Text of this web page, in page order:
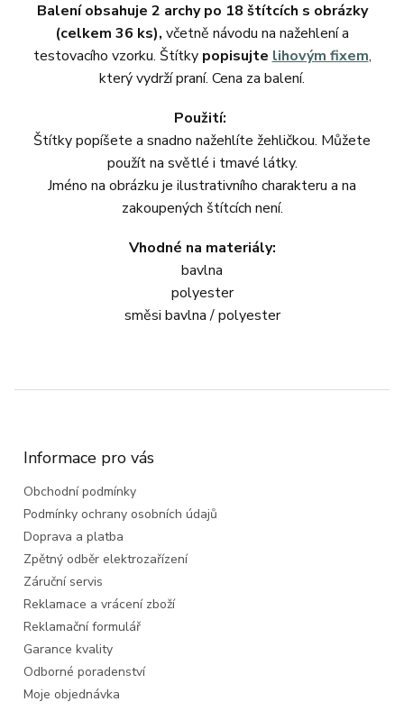
Balení obsahuje 2 archy po 18 štítcích s obrázky
(celkem 36 ks), včetně návodu na nažehlení a
testovacího vzorku. Štítky popisujte lihovým fixem,
který vydrží praní. Cena za balení.
Použití:
Štítky popíšete a snadno nažehlíte žehličkou. Můžete
použít na světlé i tmavé látky.
Jméno na obrázku je ilustrativního charakteru a na
zakoupených štítcích není.
Vhodné na materiály:
bavlna
polyester
směsi bavlna / polyester
Informace pro vás
Obchodní podmínky
Podmínky ochrany osobních údajů
Doprava a platba
Zpětný odběr elektrozařízení
Záruční servis
Reklamace a vrácení zboží
Reklamační formulář
Garance kvality
Odborné poradenství
Moje objednávka